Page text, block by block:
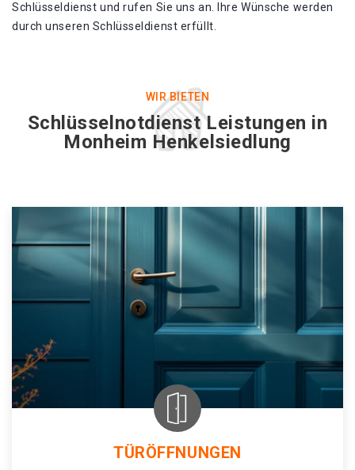
Schlüsseldienst und rufen Sie uns an. Ihre Wünsche werden
durch unseren Schlüsseldienst erfüllt.
WIR BIETEN
Schlüsselnotdienst Leistungen in
Monheim Henkelsiedlung
TÜRÖFFNUNGEN